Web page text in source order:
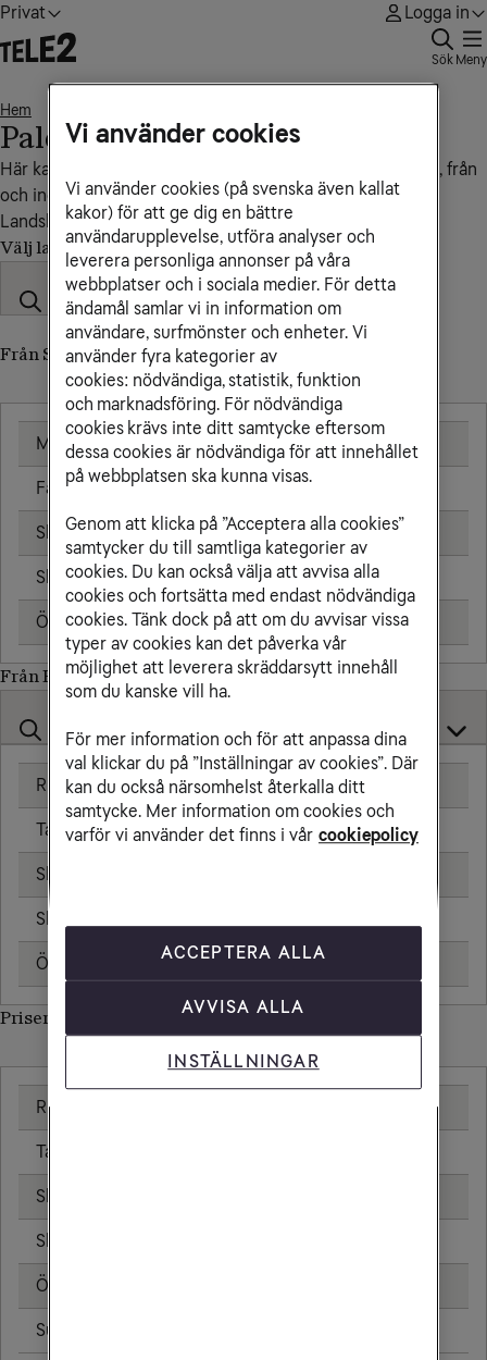
Privat Logga in
Sök Meny
Hem
Palestina
Här kan du se vad det kostar att ringa, sms:a och surfa till, från
och inom Palestina.
Landskod: +970
Välj land
Från Sverige till Palestina (till utländskt nummer)
Mobil 25,00 kr/min
Fast telefon 25,00 kr/min
Skicka sms 6,00 kr
Skicka mms 11,00 kr
Öppningsavgift 0,99 kr
Från Palestina till
Ringa samtal 25,00 kr/min
Ta emot samtal 25,00 kr/min
Skicka sms
Skicka mms
Öppningsavgift 0,99 kr
Priser inom Palestina
Ringa samtal
Ta emot samtal
Skicka sms
Skicka mms
Öppningsavgift
Surfa utan surfpaket
Vi använder cookies
Vi använder cookies (på svenska även kallat
kakor) för att ge dig en bättre
användarupplevelse, utföra analyser och
leverera personliga annonser på våra
webbplatser och i sociala medier. För detta
ändamål samlar vi in information om
användare, surfmönster och enheter. Vi
använder fyra kategorier av
cookies: nödvändiga, statistik, funktion
och marknadsföring. För nödvändiga
cookies krävs inte ditt samtycke eftersom
dessa cookies är nödvändiga för att innehållet
på webbplatsen ska kunna visas.
Genom att klicka på ”Acceptera alla cookies”
samtycker du till samtliga kategorier av
cookies. Du kan också välja att avvisa alla
cookies och fortsätta med endast nödvändiga
cookies. Tänk dock på att om du avvisar vissa
typer av cookies kan det påverka vår
möjlighet att leverera skräddarsytt innehåll
som du kanske vill ha.
För mer information och för att anpassa dina
val klickar du på ”Inställningar av cookies”. Där
kan du också närsomhelst återkalla ditt
samtycke. Mer information om cookies och
varför vi använder det finns i vår cookiepolicy
ACCEPTERA ALLA
AVVISA ALLA
INSTÄLLNINGAR